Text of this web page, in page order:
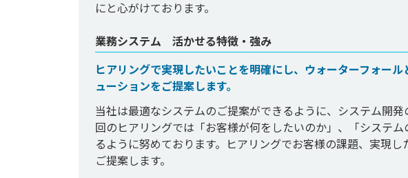
業務システム 活かせる特徴・強み
ヒアリングで実現したいことを明確にし、ウォーターフォー
ューションをご提案します。
当社は最適なシステムのご提案ができるように、システム開
回のヒアリングでは「お客様が何をしたいのか」、「システ
るように努めております。ヒアリングでお客様の課題、実現
ご提案します。